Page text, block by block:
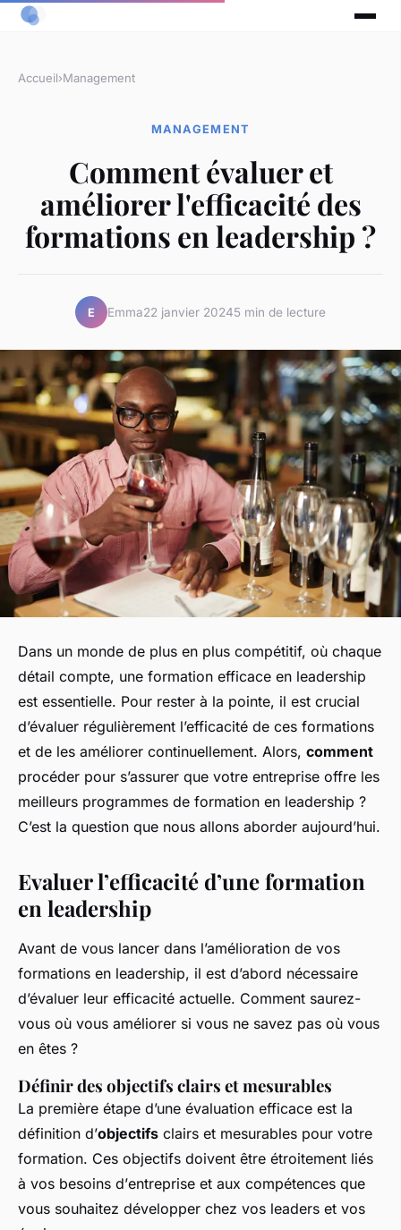
Accueil›Management
MANAGEMENT
Comment évaluer et
améliorer l'efficacité des
formations en leadership ?
E Emma22 janvier 20245 min de lecture
Dans un monde de plus en plus compétitif, où chaque
détail compte, une formation efficace en leadership
est essentielle. Pour rester à la pointe, il est crucial
d’évaluer régulièrement l’efficacité de ces formations
et de les améliorer continuellement. Alors, comment
procéder pour s’assurer que votre entreprise offre les
meilleurs programmes de formation en leadership ?
C’est la question que nous allons aborder aujourd’hui.
Evaluer l’efficacité d’une formation
en leadership
Avant de vous lancer dans l’amélioration de vos
formations en leadership, il est d’abord nécessaire
d’évaluer leur efficacité actuelle. Comment saurez-
vous où vous améliorer si vous ne savez pas où vous
en êtes ?
Définir des objectifs clairs et mesurables
La première étape d’une évaluation efficace est la
définition d’objectifs clairs et mesurables pour votre
formation. Ces objectifs doivent être étroitement liés
à vos besoins d’entreprise et aux compétences que
vous souhaitez développer chez vos leaders et vos